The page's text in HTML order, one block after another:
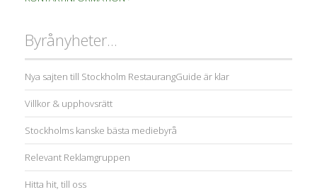
Byrånyheter...
Nya sajten till Stockholm RestaurangGuide är klar
Villkor & upphovsrätt
Stockholms kanske bästa mediebyrå
Relevant Reklamgruppen
Hitta hit, till oss